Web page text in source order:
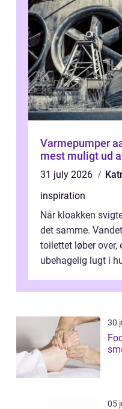
Varmepumper aalborg
mest muligt ud
31 july 2026
inspiration
Når kloakken
det samme.
toilettet løber over,
ubehagelig lugt i
30
05